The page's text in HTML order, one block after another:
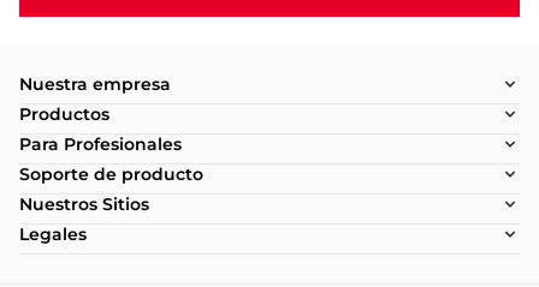
Nuestra empresa
Productos
Para Profesionales
Soporte de producto
Nuestros Sitios
Legales